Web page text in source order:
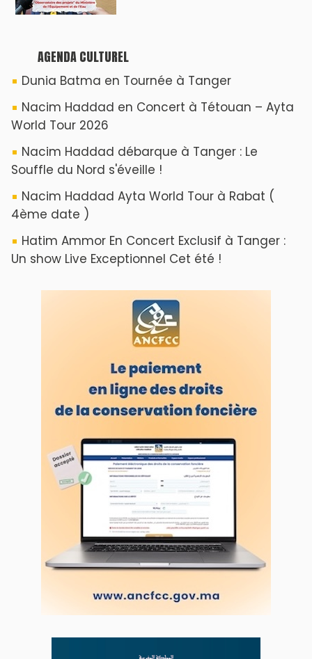
AGENDA CULTUREL
Dunia Batma en Tournée à Tanger
Nacim Haddad en Concert à Tétouan – Ayta
World Tour 2026
Nacim Haddad débarque à Tanger : Le
Souffle du Nord s'éveille !
Nacim Haddad Ayta World Tour à Rabat (
4ème date )
Hatim Ammor En Concert Exclusif à Tanger :
Un show Live Exceptionnel Cet été !